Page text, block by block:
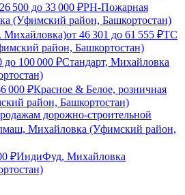
26 500 до 33 000 ₽РН-Пожарная
(Уфимский район, Башкортостан)
Михайловка)от 46 301 до 61 555 ₽ТС
район, Башкортостан)
до 100 000 ₽Стандарт, Михайловка
000 ₽Красное & Белое, розничная
район, Башкортостан)
дорожно-строительной
Михайловка (Уфимский район,
₽ИндиФуд, Михайловка